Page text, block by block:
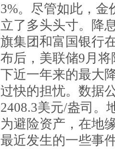
3%。尽管如此，
立了多头头寸。降
旗集团和富国银行
布后，美联储9月
下近一年来的最大
过快的担忧。数据
2408.3美元/盎司。
为避险资产，在地
最近发生的一些事